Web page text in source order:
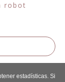
robot
estadísticas. Si